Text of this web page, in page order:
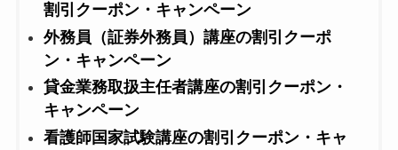
割引クーポン・キャンペーン
外務員（証券外務員）講座の割引クーポ
ン・キャンペーン
貸金業務取扱主任者講座の割引クーポン・
キャンペーン
看護師国家試験講座の割引クーポン・キャ